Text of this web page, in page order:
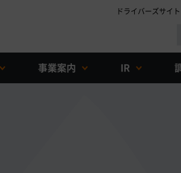
ドライバーズサイト
事業案内 IR